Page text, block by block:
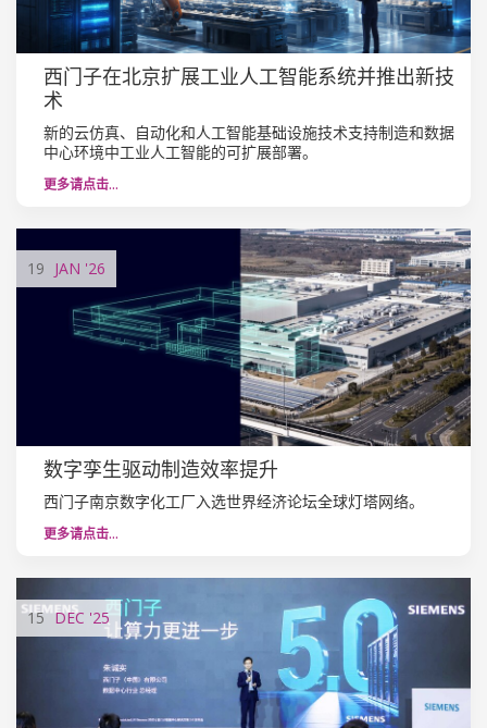
西门子在北京扩展工业人工智能系统并推出新技
术
新的云仿真、自动化和人工智能基础设施技术支持制造和数据
中心环境中工业人工智能的可扩展部署。
更多请点击…
19 JAN '26
数字孪生驱动制造效率提升
西门子南京数字化工厂入选世界经济论坛全球灯塔网络。
更多请点击…
15 DEC '25